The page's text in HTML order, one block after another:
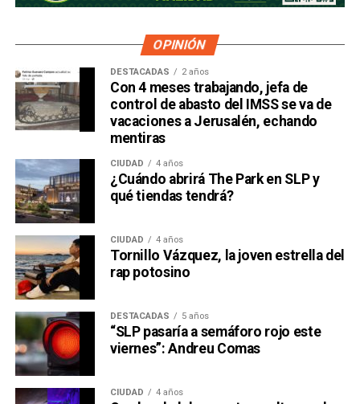
OPINIÓN
DESTACADAS 2 años
Con 4 meses trabajando, jefa de
control de abasto del IMSS se va de
vacaciones a Jerusalén, echando
mentiras
CIUDAD 4 años
¿Cuándo abrirá The Park en SLP y
qué tiendas tendrá?
CIUDAD 4 años
Tornillo Vázquez, la joven estrella del
rap potosino
DESTACADAS 5 años
“SLP pasaría a semáforo rojo este
viernes”: Andreu Comas
CIUDAD 4 años